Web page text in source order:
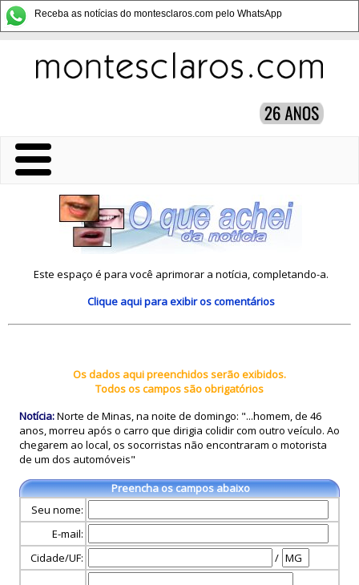
Receba as notícias do montesclaros.com pelo WhatsApp
Este espaço é para você aprimorar a notícia, completando-a.
Clique aquipara exibir os comentários
Os dados aqui preenchidos serão exibidos.
Todos os campos são obrigatórios
Notícia:Norte de Minas, na noite de domingo: "...homem, de 46
anos, morreu após o carro que dirigia colidir com outro veículo. Ao
chegarem ao local, os socorristas não encontraram o motorista
de um dos automóveis"
Preencha os campos abaixo
Seu nome:
E-mail:
Cidade/UF:
/